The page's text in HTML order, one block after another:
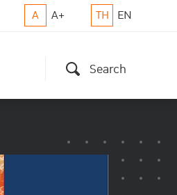
A A+ TH EN
Search